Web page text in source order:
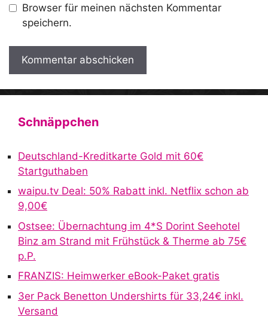
Browser für meinen nächsten Kommentar
speichern.
A
n
t
Schnäppchen
Deutschland-Kreditkarte Gold mit 60€
Startguthaben
waipu.tv Deal: 50% Rabatt inkl. Netflix schon ab
9,00€
Ostsee: Übernachtung im 4*S Dorint Seehotel
Binz am Strand mit Frühstück & Therme ab 75€
p.P.
FRANZIS: Heimwerker eBook-Paket gratis
3er Pack Benetton Undershirts für 33,24€ inkl.
Versand